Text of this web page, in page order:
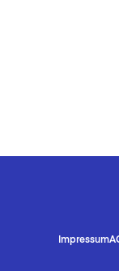
Impressum